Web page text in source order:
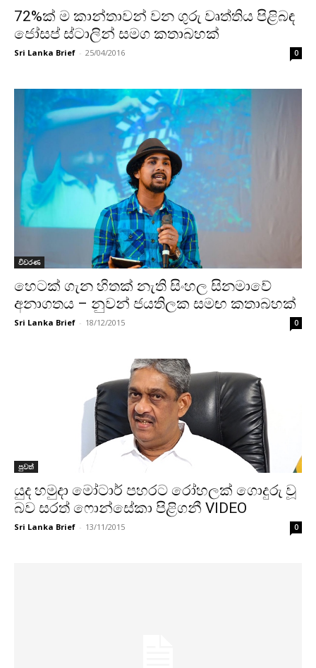
72%ක් ම කාන්තාවන් වන ගුරු වෘත්තිය පිළිබඳ
ජෝසප් ස්ටාලින් සමග කතාබහක්
Sri Lanka Brief - 25/04/2016 0
විවරණ
හෙටක් ගැන හිතක් නැති සිංහල සිනමාවේ
අනාගතය – නුවන් ජයතිලක සමඟ කතාබහක්
Sri Lanka Brief - 18/12/2015 0
පුවත්
යුද හමුදා මෝටාර් පහරට රෝහලක් ගොදුරු වූ
බව සරත් ෆොන්සේකා පිළිගනී VIDEO
Sri Lanka Brief - 13/11/2015 0